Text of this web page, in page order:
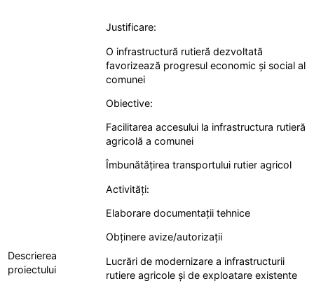
Descrierea
proiectului
Justificare:
O infrastructură rutieră dezvoltată
favorizează progresul economic și social al
comunei
Obiective:
Facilitarea accesului la infrastructura rutieră
agricolă a comunei
Îmbunătățirea transportului rutier agricol
Activități:
Elaborare documentații tehnice
Obținere avize/autorizații
Lucrări de modernizare a infrastructurii
rutiere agricole și de exploatare existente